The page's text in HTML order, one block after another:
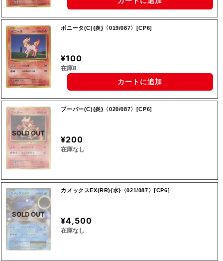
ポニータ(C){炎}〈019/087〉[CP6]
¥100
在庫8
カートに追加
SOLD OUT
ブーバー(C){炎}〈020/087〉[CP6]
¥200
在庫なし
SOLD OUT
カメックスEX(RR){水}〈021/087〉[CP6]
¥4,500
在庫なし